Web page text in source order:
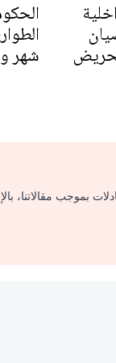
شهر
بموجب مقالاتنا،